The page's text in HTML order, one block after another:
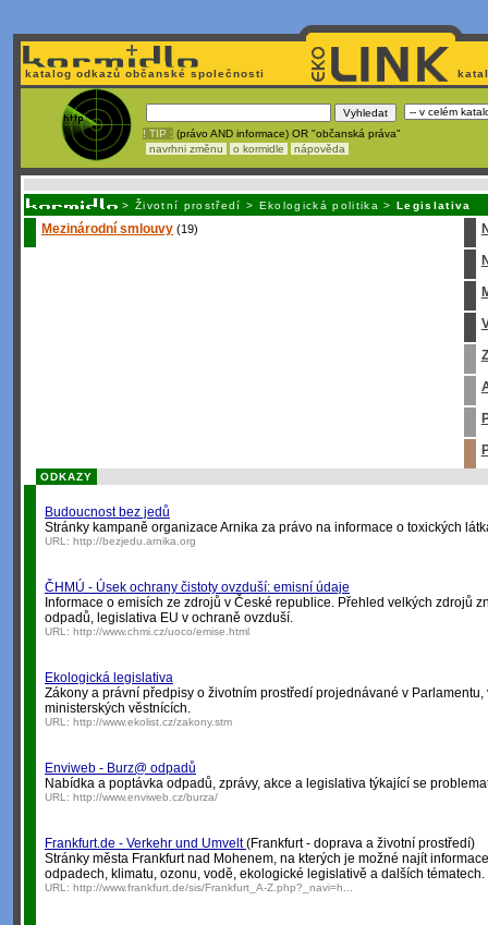
katalog odkazů občanské společnosti
! TIP : (právo AND informace) OR "občanská práva"
navrhni změnu
o kormidle nápověda
> Životní prostředí > Ekologická politika >Legislativa
Mezinárodní smlouvy (19)
ODKAZY
Budoucnost bez jedů
Stránky kampaně organizace Arnika za právo na informace o toxických
URL: http://bezjedu.arnika.org
ČHMÚ - Úsek ochrany čistoty ovzduší: emisní údaje
Informace o emisích ze zdrojů v České republice. Přehled velkých zdrojů
odpadů, legislativa EU v ochraně ovzduší.
URL: http://www.chmi.cz/uoco/emise.html
Ekologická legislativa
Zákony a právní předpisy o životním prostředí projednávané v
ministerských věstnících.
URL: http://www.ekolist.cz/zakony.stm
Enviweb - Burz@ odpadů
Nabídka a poptávka odpadů, zprávy, akce a legislativa týkající se
URL: http://www.enviweb.cz/burza/
Frankfurt.de - Verkehr und Umvelt(Frankfurt - doprava a životní prostředí)
Stránky města Frankfurt nad Mohenem, na kterých je možné najít
odpadech, klimatu, ozonu, vodě, ekologické legislativě a dalších tématech.
URL: http://www.frankfurt.de/sis/Frankfurt_A-Z.php?_navi=h...